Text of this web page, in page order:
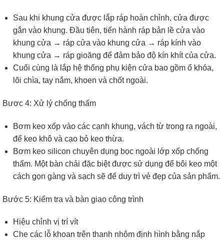
Sau khi khung cửa được lắp ráp hoàn chỉnh, cửa được
gắn vào khung. Đầu tiên, tiến hành ráp bản lề cửa vào
khung cửa → ráp cửa vào khung cửa → ráp kính vào
khung cửa → ráp gioăng để đảm bảo độ kín khít của cửa.
Cuối cùng là lắp hệ thống phụ kiện cửa bao gồm ổ khóa,
lõi chìa, tay nắm, khoen và chốt ngoài.
Bươc 4: Xử lý chống thấm
Bơm keo xốp vào các cạnh khung, vách từ trong ra ngoài,
để keo khô và cạo bỏ keo thừa.
Bơm keo silicon chuyên dụng bọc ngoài lớp xốp chống
thấm. Một bàn chải đặc biệt được sử dụng để bôi keo một
cách gọn gàng và sạch sẽ để duy trì vẻ đẹp của sản phẩm.
Bước 5: Kiểm tra và bàn giao công trình
Hiệu chỉnh vị trí vít
Che các lỗ khoan trên thanh nhôm định hình bằng nắp